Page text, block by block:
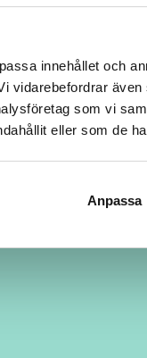
innehållet och
vidarebefordrar
som vi
eller som de
Anpassa